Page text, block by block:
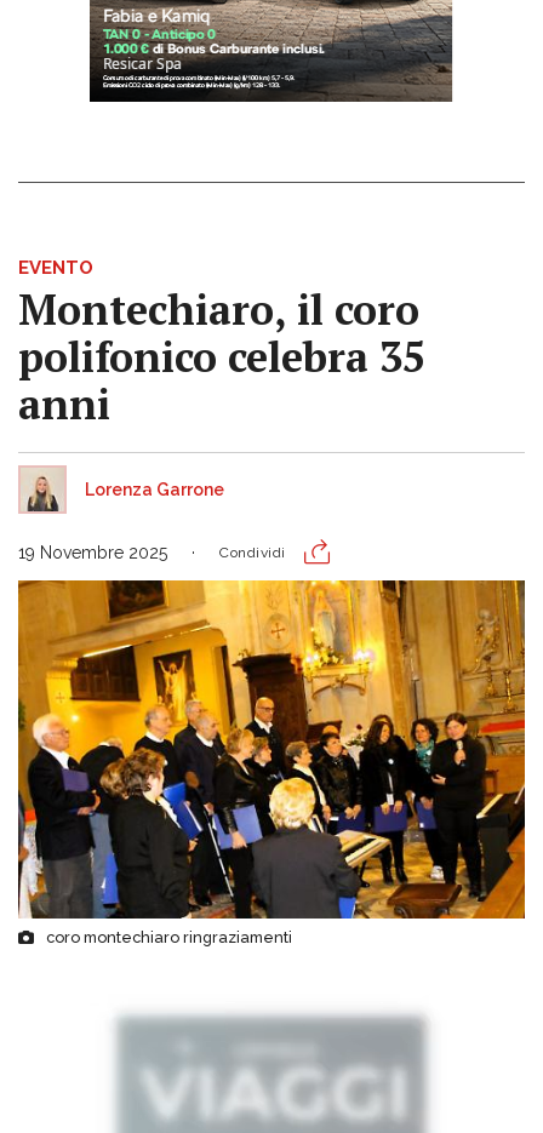
EVENTO
Montechiaro, il coro
polifonico celebra 35
anni
Lorenza Garrone
19 Novembre 2025 Condividi
coro montechiaro ringraziamenti